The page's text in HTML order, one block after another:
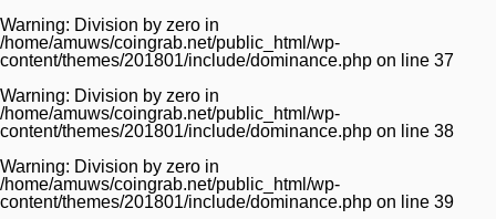
Warning: Division by zero in
/home/amuws/coingrab.net/public_html/wp-
content/themes/201801/include/dominance.php on line 37
Warning: Division by zero in
/home/amuws/coingrab.net/public_html/wp-
content/themes/201801/include/dominance.php on line 38
Warning: Division by zero in
/home/amuws/coingrab.net/public_html/wp-
content/themes/201801/include/dominance.php on line 39